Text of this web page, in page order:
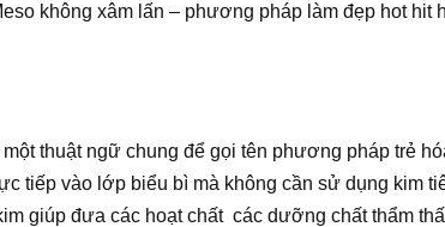
không xâm lấn – phương pháp làm đẹp hot hit
thuật ngữ chung để gọi tên phương pháp trẻ
tiếp vào lớp biểu bì mà không cần sử dụng kim
giúp đưa các hoạt chất các dưỡng chất thẩm